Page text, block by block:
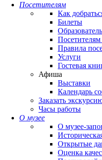
Посетителям
Как
Билеты
Правила
Услуги
Гостевая
Афиша
Выставки
Календарь
Заказать
Часы работы
О музее
О музее-
Открытые
Оценка